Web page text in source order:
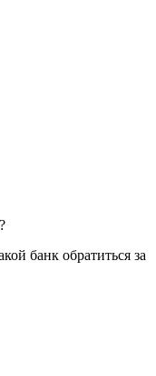
банк обратиться за